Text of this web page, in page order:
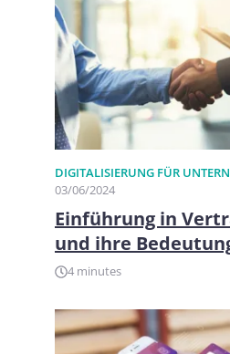
DIGITALISIERUNG FÜR
03/06/2024
Einführung in
und ihre
4 minutes